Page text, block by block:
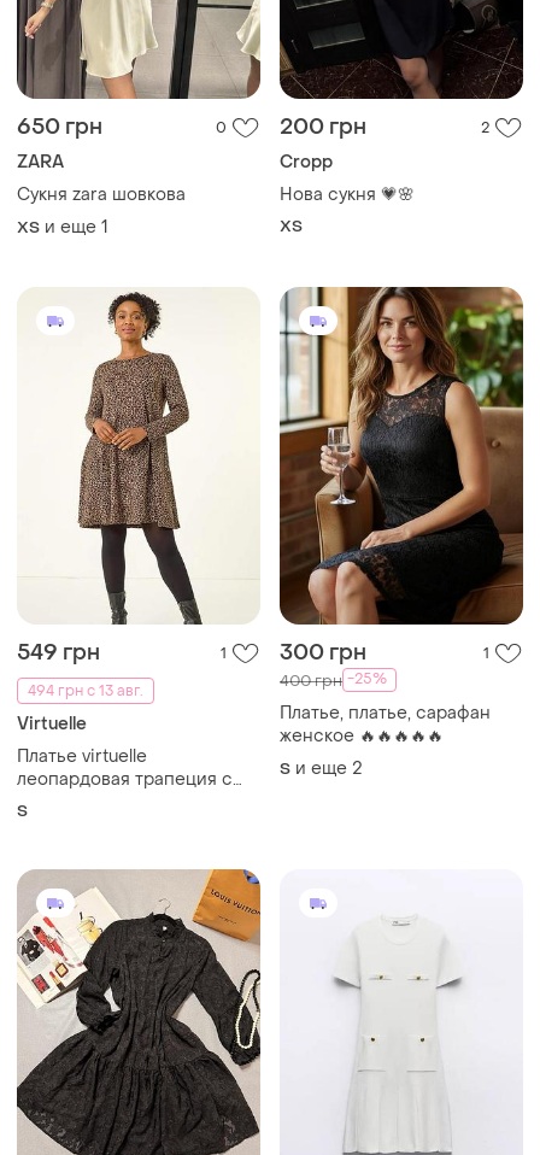
650 грн 0
ZARA
Сукня zara шовкова
ХS и еще 1
200 грн 2
Cropp
Нова сукня 💗🌸
ХS
549 грн
1
494 грн с 13 авг.
Virtuelle
Платье virtuelle
леопардовая трапеция с
карманами, s
S
300 грн 1
400 грн -25%
Платье, платье, сарафан
женское 🔥🔥🔥🔥🔥
S и еще 2